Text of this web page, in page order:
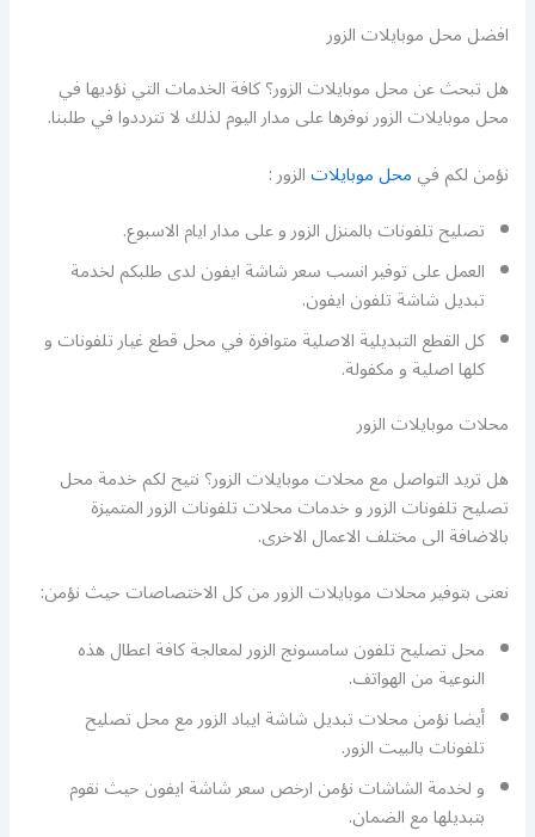
افضل محل موبايلات الزور
هل تبحث عن محل موبايلات الزور؟ كافة الخدمات التي نؤديها في
محل موبايلات الزور نوفرها على مدار اليوم لذلك لا تترددوا في طلبنا.
نؤمن لكم فيمحل موبايلاتالزور :
تصليح تلفونات بالمنزل الزور و على مدار ايام الاسبوع.
العمل على توفير انسب سعر شاشة ايفون لدى طلبكم لخدمة
تبديل شاشة تلفون ايفون.
كل القطع التبديلية الاصلية متوافرة في محل قطع غيار تلفونات و
كلها اصلية و مكفولة.
محلات موبايلات الزور
هل تريد التواصل مع محلات موبايلات الزور؟ نتيح لكم خدمة محل
تصليح تلفونات الزور و خدمات محلات تلفونات الزور المتميزة
بالاضافة الى مختلف الاعمال الاخرى.
نعنى بتوفير محلات موبايلات الزور من كل الاختصاصات حيث نؤمن:
محل تصليح تلفون سامسونج الزور لمعالجة كافة اعطال هذه
النوعية من الهواتف.
أيضا نؤمن محلات تبديل شاشة ايباد الزور مع محل تصليح
تلفونات بالبيت الزور.
و لخدمة الشاشات نؤمن ارخص سعر شاشة ايفون حيث نقوم
بتبديلها مع الضمان.